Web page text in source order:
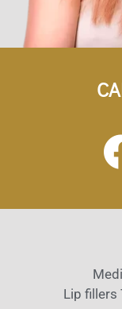
Lip fillers